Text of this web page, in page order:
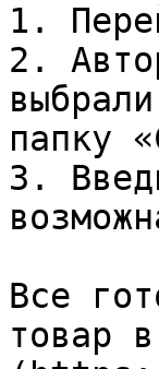
1.
2.
папку
3.
Все
товар